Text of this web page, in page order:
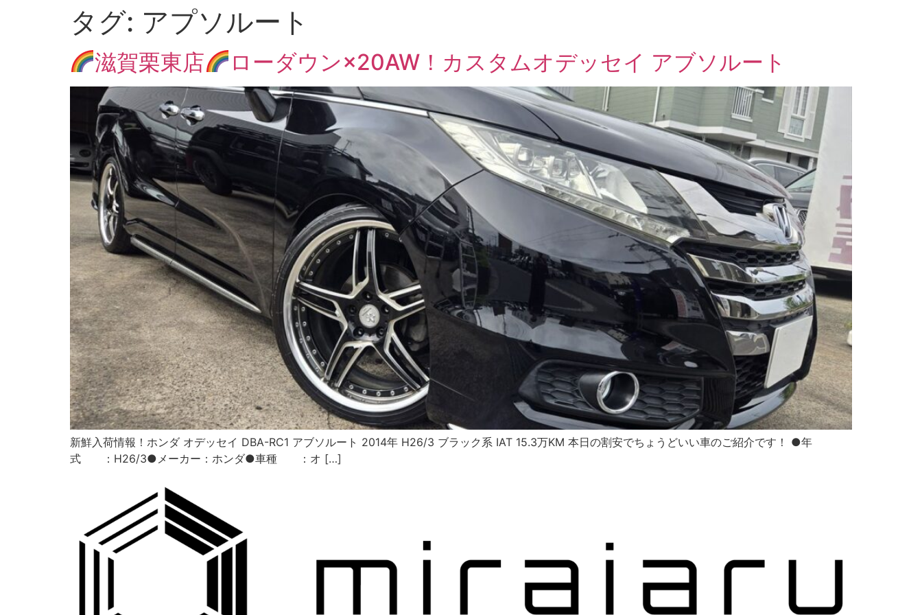
タグ: アプソルート
滋賀栗東店 ローダウン×20AW！カスタムオデッセイ アブソルート
新鮮入荷情報！ホンダ オデッセイ DBA-RC1 アブソルート 2014年 H26/3 ブラック系 IAT 15.3万KM 本日の割安でちょうどいい車のご紹介です！ ●年
式 ：H26/3●メーカー：ホンダ●車種 ：オ […]